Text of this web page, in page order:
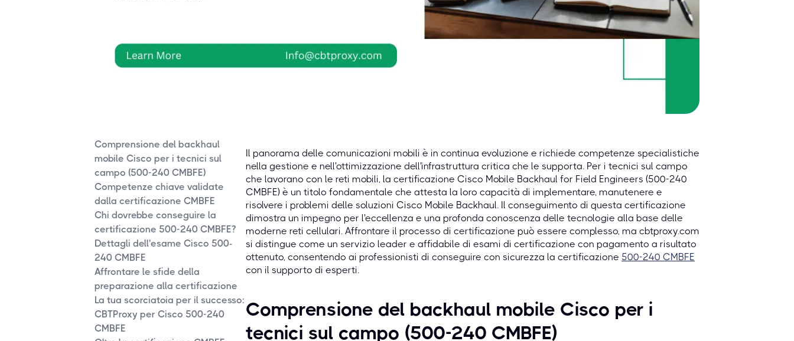
Comprensione del backhaul
mobile Cisco per i tecnici sul
campo (500-240 CMBFE)
Competenze chiave validate
dalla certificazione CMBFE
Chi dovrebbe conseguire la
certificazione 500-240 CMBFE?
Dettagli dell'esame Cisco 500-
240 CMBFE
Affrontare le sfide della
preparazione alla certificazione
La tua scorciatoia per il successo:
CBTProxy per Cisco 500-240
CMBFE
Il panorama delle comunicazioni mobili è in continua evoluzione e richiede competenze specialistiche
nella gestione e nell'ottimizzazione dell'infrastruttura critica che le supporta. Per i tecnici sul campo
che lavorano con le reti mobili, la certificazione Cisco Mobile Backhaul for Field Engineers (500-240
CMBFE) è un titolo fondamentale che attesta la loro capacità di implementare, manutenere e
risolvere i problemi delle soluzioni Cisco Mobile Backhaul. Il conseguimento di questa certificazione
dimostra un impegno per l'eccellenza e una profonda conoscenza delle tecnologie alla base delle
moderne reti cellulari. Affrontare il processo di certificazione può essere complesso, ma cbtproxy.com
si distingue come un servizio leader e affidabile di esami di certificazione con pagamento a risultato
ottenuto, consentendo ai professionisti di conseguire con sicurezza la certificazione 500-240 CMBFE
con il supporto di esperti.
Comprensione del backhaul mobile Cisco per i
tecnici sul campo (500-240 CMBFE)